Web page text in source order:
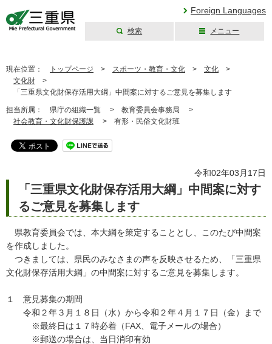
Foreign Languages
検索 メニュー
現在位置： トップページ > スポーツ・教育・文化 > 文化 >
文化財 >
「三重県文化財保存活用大綱」中間案に対するご意見を募集します
担当所属： 県庁の組織一覧 > 教育委員会事務局 >
社会教育・文化財保護課 > 有形・民俗文化財班
令和02年03月17日
「三重県文化財保存活用大綱」中間案に対す
るご意見を募集します
県教育委員会では、本大綱を策定することとし、このたび中間案
を作成しました。
つきましては、県民のみなさまの声を反映させるため、「三重県
文化財保存活用大綱」の中間案に対するご意見を募集します。
１ 意見募集の期間
令和２年３月１８日（水）から令和２年４月１７日（金）まで
※最終日は１７時必着（FAX、電子メールの場合）
※郵送の場合は、当日消印有効